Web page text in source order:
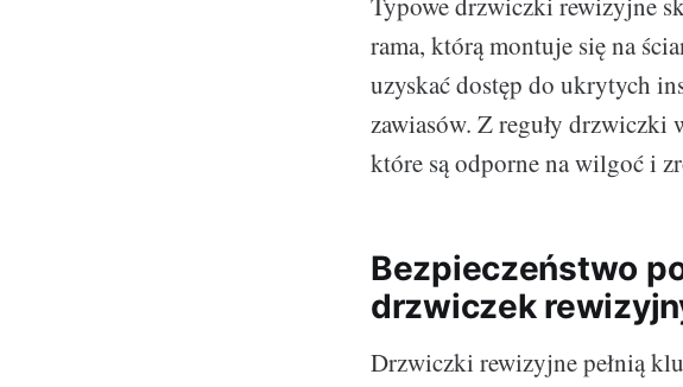
rama, którą montuje się na
uzyskać dostęp do ukrytych
zawiasów. Z reguły
które są odporne na wilgoć i
Bezpieczeństwo
drzwiczek
Drzwiczki rewizyjne pełnią